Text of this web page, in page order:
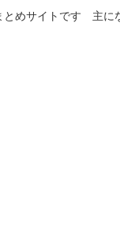
とめサイトです 主に